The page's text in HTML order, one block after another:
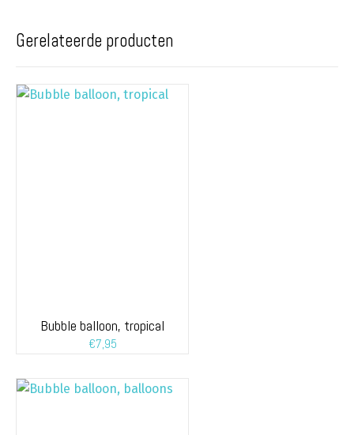
Gerelateerde producten
Bubble balloon, tropical
€7,95